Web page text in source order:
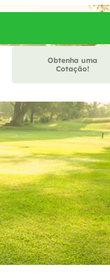
Obtenha uma
Cotação!